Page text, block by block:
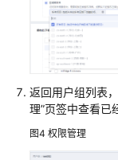
题
用
参
考
返回用户组列表
理”页签中查看已
图4 权限管理